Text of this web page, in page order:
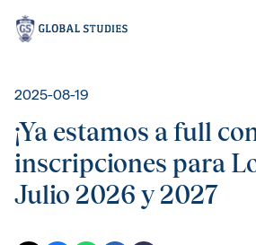
2025-08-19
¡Ya estamos a full
inscripciones para
Julio 2026 y 2027